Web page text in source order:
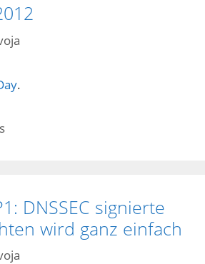
.
DNSSEC signierte
wird ganz einfach